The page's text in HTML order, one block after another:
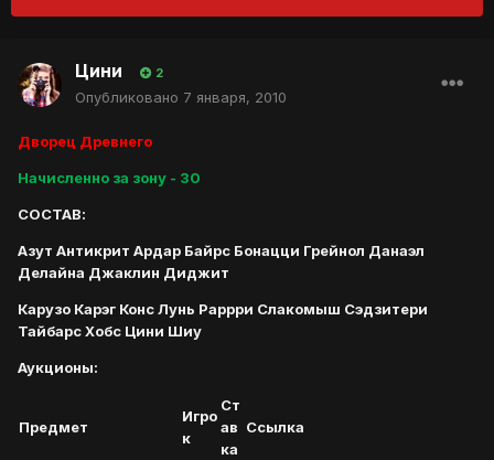
Цини 2
Опубликовано 7 января, 2010
Дворец Древнего
Начисленно за зону - 30
СОСТАВ:
Азут Антикрит Ардар Байрс Бонацци Грейнол Данаэл
Делайна Джаклин Диджит
Карузо Карэг Конс Лунь Раррри Слакомыш Сэдзитери
Тайбарс Хобс Цини Шиу
Аукционы:
Предмет
Игро
к
Ст
ав
ка
Ссылка